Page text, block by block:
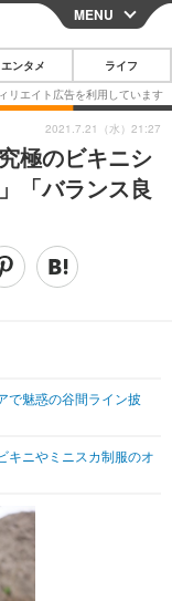
CLOSE
スマートフォン
その他
映画・ドラマ
ブログ
MENU
エンタメ ライフ
極のビキニシ
「バランス良
で魅惑の谷間ライン披
キニやミニスカ制服のオ
2021.7.21（水）21:27